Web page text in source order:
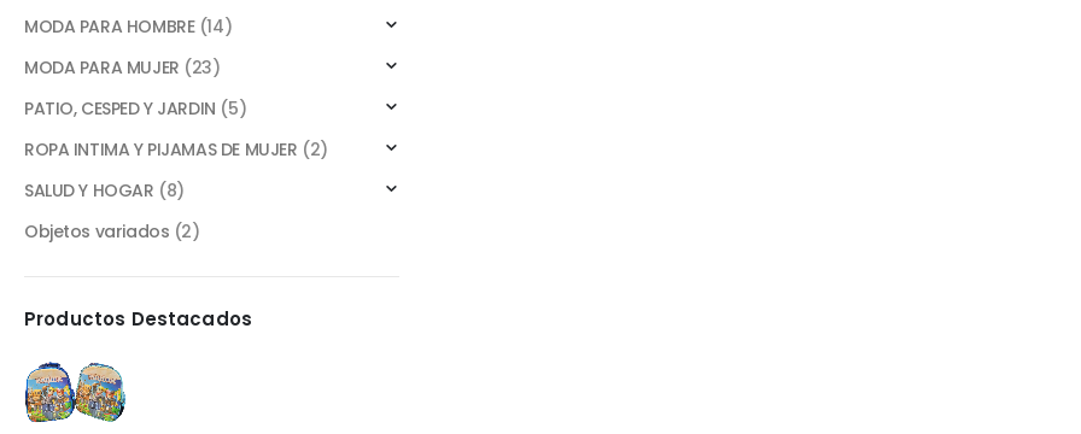
MODA PARA HOMBRE (14)
MODA PARA MUJER (23)
PATIO, CESPED Y JARDIN (5)
ROPA INTIMA Y PIJAMAS DE MUJER (2)
SALUD Y HOGAR (8)
Objetos variados (2)
Productos Destacados